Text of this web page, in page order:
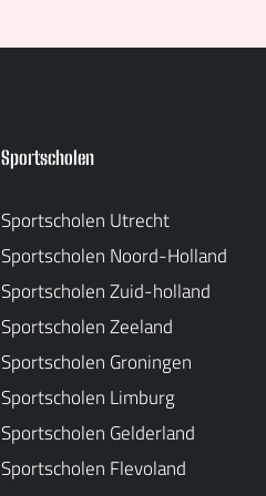
Sportscholen
Sportscholen Utrecht
Sportscholen Noord-Holland
Sportscholen Zuid-holland
Sportscholen Zeeland
Sportscholen Groningen
Sportscholen Limburg
Sportscholen Gelderland
Sportscholen Flevoland